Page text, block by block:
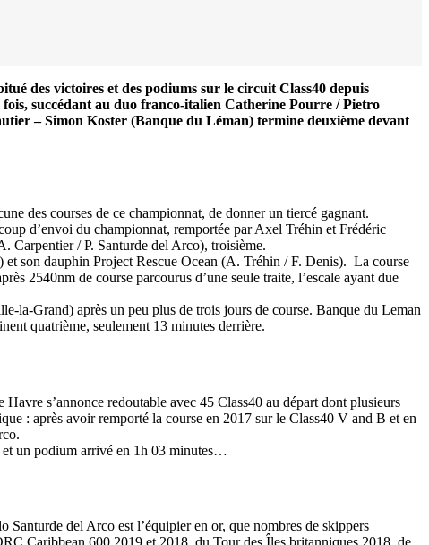
des victoires et des podiums sur le circuit Class40 depuis
succédant au duo franco-italien Catherine Pourre / Pietro
– Simon Koster (Banque du Léman) termine deuxième devant
des courses de ce championnat, de donner un tiercé gagnant.
d’envoi du championnat, remportée par Axel Tréhin et Frédéric
Carpentier / P. Santurde del Arco), troisième.
son dauphin Project Rescue Ocean (A. Tréhin / F. Denis). La course
2540nm de course parcourus d’une seule traite, l’escale ayant due
la-Grand) après un peu plus de trois jours de course. Banque du Leman
quatrième, seulement 13 minutes derrière.
s’annonce redoutable avec 45 Class40 au départ dont plusieurs
: après avoir remporté la course en 2017 sur le Class40 V and B et en
et un podium arrivé en 1h 03 minutes…
Santurde del Arco est l’équipier en or, que nombres de skippers